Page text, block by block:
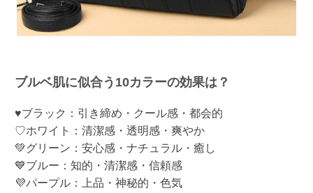
ブルベ肌に似合う10カラーの効果は？
♥ブラック：引き締め・クール感・都会的
♡ホワイト：清潔感・透明感・爽やか
💚グリーン：安心感・ナチュラル・癒し
💙ブルー：知的・清潔感・信頼感
💜パープル：上品・神秘的・色気